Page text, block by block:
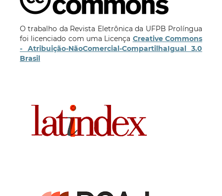
O trabalho da Revista Eletrônica da UFPB Prolíngua
foi licenciado com uma Licença Creative Commons
- Atribuição-NãoComercial-CompartilhaIgual 3.0
Brasil